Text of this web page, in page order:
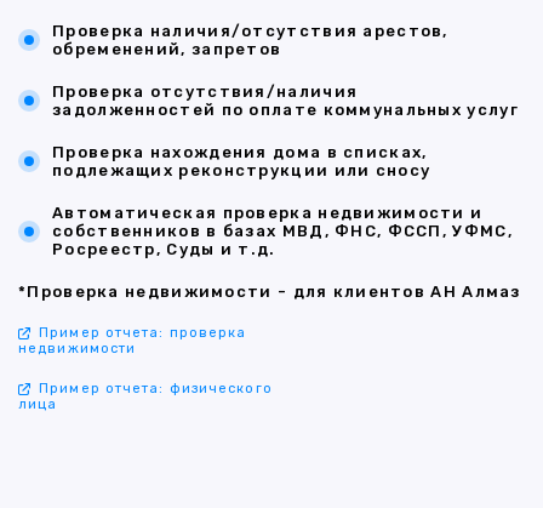
Проверка наличия/отсутствия арестов,
обременений, запретов
Проверка отсутствия/наличия
задолженностей по оплате коммунальных услуг
Проверка нахождения дома в списках,
подлежащих реконструкции или сносу
Автоматическая проверка недвижимости и
собственников в базах МВД, ФНС, ФССП, УФМС,
Росреестр, Суды и т.д.
*Проверка недвижимости - для клиентов АН Алмаз
Пример отчета: проверка
недвижимости
Пример отчета: физического
лица